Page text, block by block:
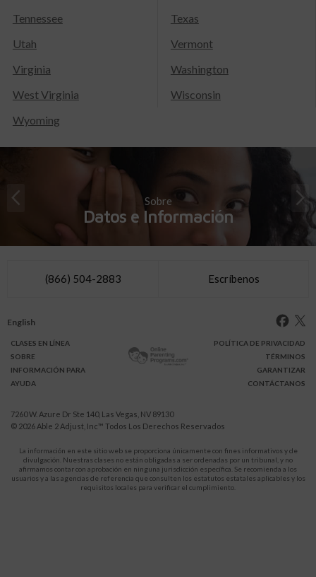
Tennessee
Texas
Utah
Vermont
Virginia
Washington
West Virginia
Wisconsin
Wyoming
Sobre
Datos e Información
(866) 504-2883 Escríbenos
English
CLASES EN LÍNEA
SOBRE
INFORMACIÓN PARA
AYUDA
POLÍTICA DE PRIVACIDAD
TÉRMINOS
GARANTIZAR
CONTÁCTANOS
7260 W. Azure Dr Ste 140, Las Vegas, NV 89130
© 2026 Able 2 Adjust, Inc™ Todos Los Derechos Reservados
La información en este sitio web se proporciona únicamente con fines informativos y de
divulgación. Nuestras clases no están obligadas a ser ordenadas por un tribunal, y no
afirmamos contar con aprobación en ninguna jurisdicción específica. Se recomienda a los
usuarios y a las agencias de referencia que consulten los estatutos estatales aplicables y los
requisitos locales para verificar el cumplimiento.